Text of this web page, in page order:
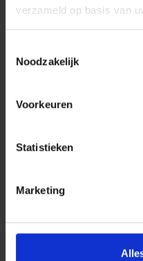
verzameld op basis van
Noodzakelijk
Voorkeuren
Statistieken
Marketing
Vlaams minister van
Crevits bracht vandaag